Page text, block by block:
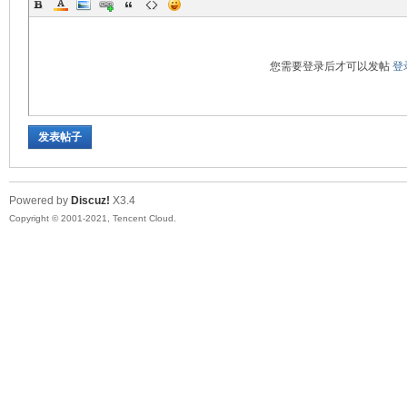
您需要登录后才可以发帖 登
发表帖子
Powered by Discuz! X3.4
Copyright © 2001-2021, Tencent Cloud.